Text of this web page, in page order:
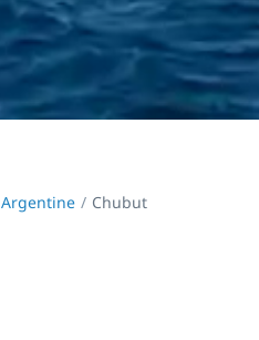
Argentine Chubut